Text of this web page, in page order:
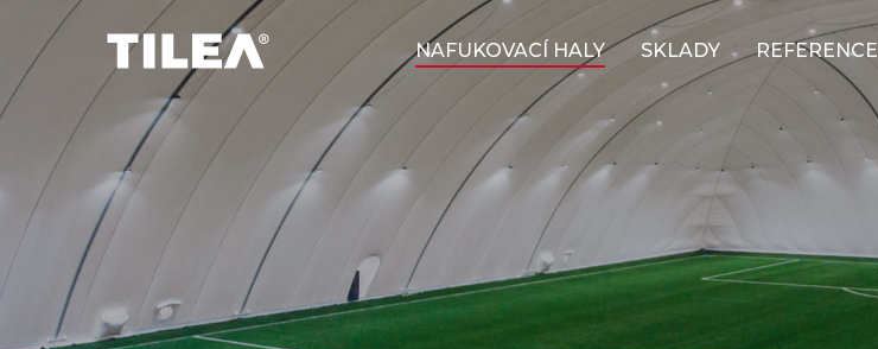
NAFUKOVACÍ HALY SKLADY REFERENCE